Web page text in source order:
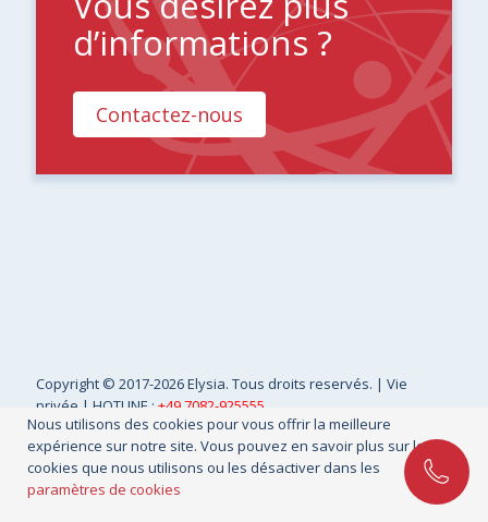
d’informations ?
Contactez-nous
Copyright © 2017-2026 Elysia. Tous droits reservés. |Vie
privée | HOTLINE :+49 7082-925555
Nous utilisons des cookies pour vous offrir la meilleure
expérience sur notre site. Vous pouvez en savoir plus sur les
cookies que nous utilisons ou les désactiver dans les
paramètres de cookies